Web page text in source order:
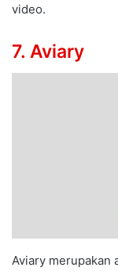
video.
7. Aviary
Aviary merupakan